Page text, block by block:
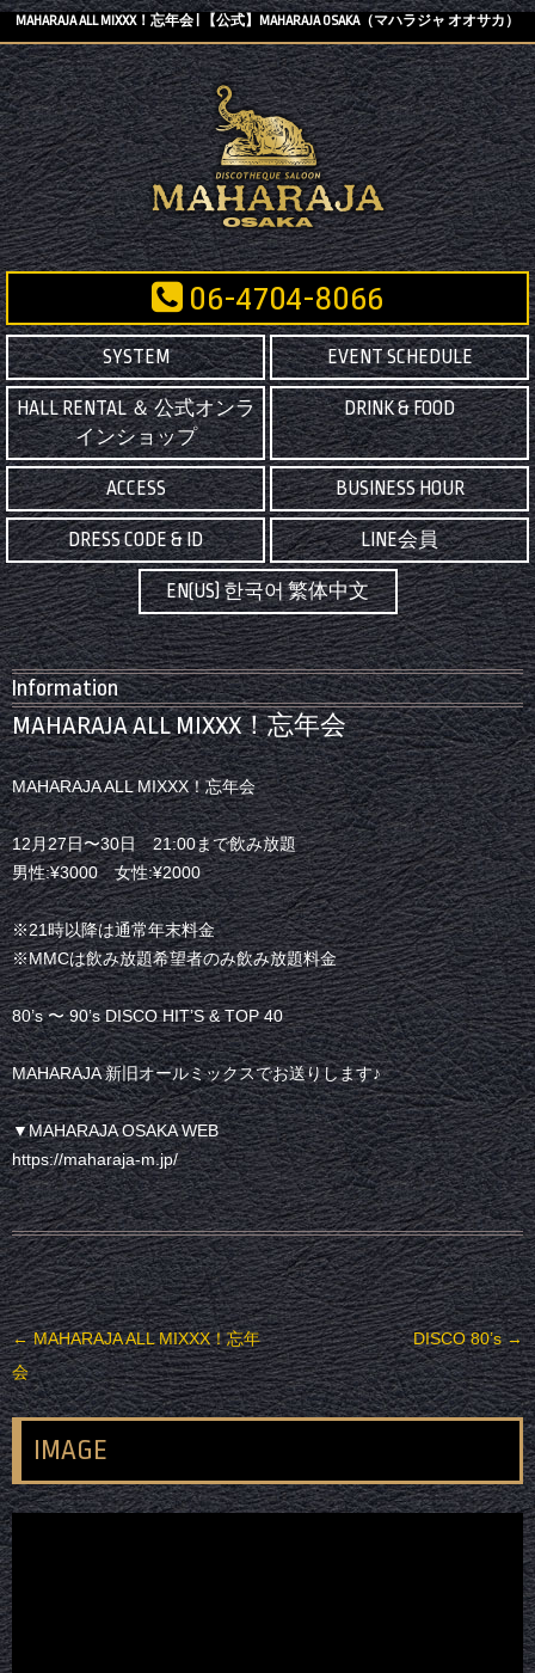
MAHARAJA ALL MIXXX！忘年会 | 【公式】MAHARAJA OSAKA（マハラジャ オオサカ）
06-4704-8066
SYSTEM EVENT SCHEDULE
HALL RENTAL ＆ 公式オンラ
インショップ
DRINK & FOOD
ACCESS BUSINESS HOUR
DRESS CODE & ID LINE会員
EN(US) 한국어 繁体中文
Information
MAHARAJA ALL MIXXX！忘年会
MAHARAJA ALL MIXXX！忘年会
12月27日〜30日 21:00まで飲み放題
男性:¥3000 女性:¥2000
※21時以降は通常年末料金
※MMCは飲み放題希望者のみ飲み放題料金
80’s 〜 90’s DISCO HIT’S & TOP 40
MAHARAJA 新旧オールミックスでお送りします♪
▼MAHARAJA OSAKA WEB
https://maharaja-m.jp/
投稿ナビゲーション
←MAHARAJA ALL MIXXX！忘年
会
DISCO 80’s→
IMAGE